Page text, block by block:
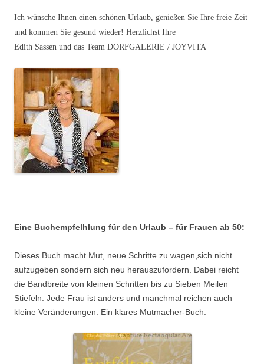
Ich wünsche Ihnen einen schönen Urlaub, genießen Sie Ihre freie Zeit
und kommen Sie gesund wieder! Herzlichst Ihre
Edith Sassen und das Team DORFGALERIE / JOYVITA
Eine Buchempfelhlung für den Urlaub – für Frauen ab 50:
Dieses Buch macht Mut, neue Schritte zu wagen,sich nicht
aufzugeben sondern sich neu herauszufordern. Dabei reicht
die Bandbreite von kleinen Schritten bis zu Sieben Meilen
Stiefeln. Jede Frau ist anders und manchmal reichen auch
kleine Veränderungen. Ein klares Mutmacher-Buch.